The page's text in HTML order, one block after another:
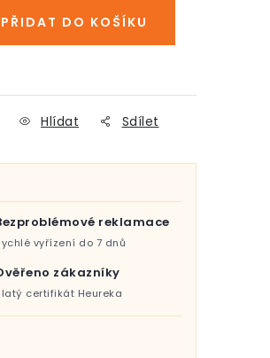
PŘIDAT DO KOŠÍKU
Hlídat Sdílet
reklamace
vyřízení do 7 dnů
zákazníky
certifikát Heureka